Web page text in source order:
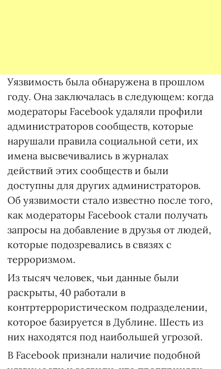
Уязвимость была обнаружена в прошлом
году. Она заключалась в следующем: когда
модераторы Facebook удаляли профили
администраторов сообществ, которые
нарушали правила социальной сети, их
имена высвечивались в журналах
действий этих сообществ и были
доступны для других администраторов.
Об уязвимости стало известно после того,
как модераторы Facebook стали получать
запросы на добавление в друзья от людей,
которые подозревались в связях с
терроризмом.
Из тысяч человек, чьи данные были
раскрыты, 40 работали в
контртеррористическом подразделении,
которое базируется в Дублине. Шесть из
них находятся под наибольшей угрозой.
В Facebook признали наличие подобной